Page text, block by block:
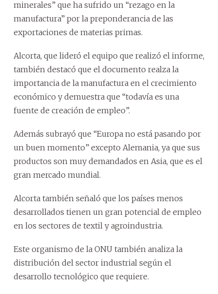
minerales” que ha sufrido un “rezago en la
manufactura” por la preponderancia de las
exportaciones de materias primas.
Alcorta, que lideró el equipo que realizó el informe,
también destacó que el documento realza la
importancia de la manufactura en el crecimiento
económico y demuestra que “todavía es una
fuente de creación de empleo”.
Además subrayó que “Europa no está pasando por
un buen momento” excepto Alemania, ya que sus
productos son muy demandados en Asia, que es el
gran mercado mundial.
Alcorta también señaló que los países menos
desarrollados tienen un gran potencial de empleo
en los sectores de textil y agroindustria.
Este organismo de la ONU también analiza la
distribución del sector industrial según el
desarrollo tecnológico que requiere.